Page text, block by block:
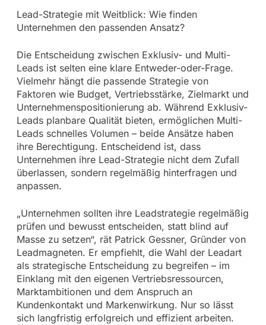
Lead-Strategie mit Weitblick: Wie finden
Unternehmen den passenden Ansatz?
Die Entscheidung zwischen Exklusiv- und Multi-
Leads ist selten eine klare Entweder-oder-Frage.
Vielmehr hängt die passende Strategie von
Faktoren wie Budget, Vertriebsstärke, Zielmarkt und
Unternehmenspositionierung ab. Während Exklusiv-
Leads planbare Qualität bieten, ermöglichen Multi-
Leads schnelles Volumen – beide Ansätze haben
ihre Berechtigung. Entscheidend ist, dass
Unternehmen ihre Lead-Strategie nicht dem Zufall
überlassen, sondern regelmäßig hinterfragen und
anpassen.
„Unternehmen sollten ihre Leadstrategie regelmäßig
prüfen und bewusst entscheiden, statt blind auf
Masse zu setzen“, rät Patrick Gessner, Gründer von
Leadmagneten. Er empfiehlt, die Wahl der Leadart
als strategische Entscheidung zu begreifen – im
Einklang mit den eigenen Vertriebsressourcen,
Marktambitionen und dem Anspruch an
Kundenkontakt und Markenwirkung. Nur so lässt
sich langfristig erfolgreich und effizient arbeiten.